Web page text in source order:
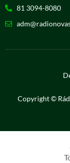
81 3094-8080
Copyright ©